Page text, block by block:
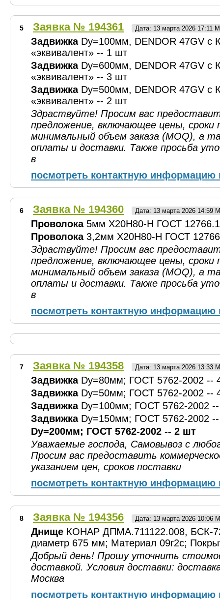
5 Заявка № 194361 Дата: 13 марта 2026 17:11
ЗадвижкаDy=100мм, DENDOR 47GV с
«эквивалент» -- 1 шт
ЗадвижкаDy=600мм, DENDOR 47GV с
«эквивалент» -- 3 шт
ЗадвижкаDy=500мм, DENDOR 47GV с
«эквивалент» -- 2 шт
Здраствуйте! Просим вас
предложение, включающее цены, сроки
минимальный объем заказа (MOQ), а
оплаты и доставки. Также просьба
в
посмотреть контактную информацию
6 Заявка № 194360 Дата: 13 марта 2026 14:59
Проволока5мм Х20Н80-Н ГОСТ
Проволока3,2мм Х20Н80-Н ГОСТ
Здраствуйте! Просим вас
предложение, включающее цены, сроки
минимальный объем заказа (MOQ), а
оплаты и доставки. Также просьба
в
посмотреть контактную информацию
7 Заявка № 194358 Дата: 13 марта 2026 13:33
ЗадвижкаDy=80мм; ГОСТ 5762-2002 --
ЗадвижкаDу=50мм; ГОСТ 5762-2002 --
ЗадвижкаDу=100мм; ГОСТ 5762-2002
ЗадвижкаDу=150мм; ГОСТ 5762-2002
Dу=200мм; ГОСТ 5762-2002 -- 2 шт
Уважаемые господа, Самовывоз с
Просим вас предоставить
указанием цен, сроков поставки
посмотреть контактную информацию
8 Заявка № 194356 Дата: 13 марта 2026 10:06
Днище КОНАР ДПМА.711122.008, БСК-
диаметр 675 мм; Материал 09г2с;
Добрый день! Прошу уточнить
доставкой. Условия доставки:
Москва
посмотреть контактную информацию